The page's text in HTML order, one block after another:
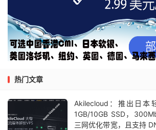
热门文章
Akilecloud：推出日本
1GB/10GB SSD，
三网优化带宽，且支持